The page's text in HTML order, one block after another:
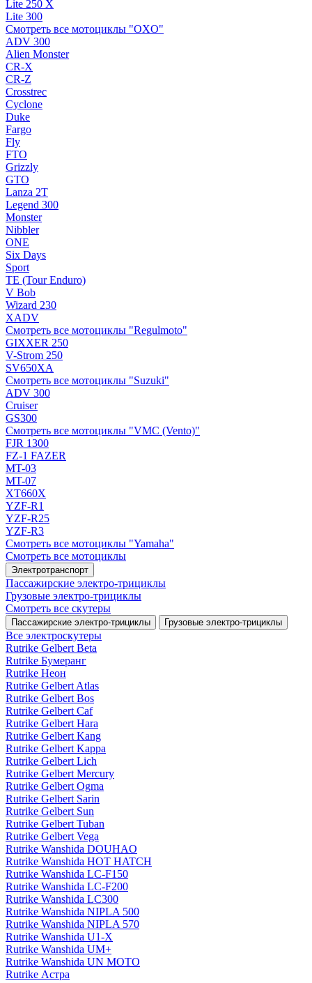
Lite 250 X
Lite 300
Смотреть все мотоциклы "OXO"
ADV 300
Alien Monster
CR-X
CR-Z
Crosstrec
Cyclone
Duke
Fargo
Fly
FTO
Grizzly
GTO
Lanza 2T
Legend 300
Monster
Nibbler
ONE
Six Days
Sport
TE (Tour Enduro)
V Bob
Wizard 230
XADV
Смотреть все мотоциклы "Regulmoto"
GIXXER 250
V-Strom 250
SV650XA
Смотреть все мотоциклы "Suzuki"
ADV 300
Cruiser
GS300
Смотреть все мотоциклы "VMC (Vento)"
FJR 1300
FZ-1 FAZER
MT-03
MT-07
XT660X
YZF-R1
YZF-R25
YZF-R3
Смотреть все мотоциклы "Yamaha"
Смотреть все мотоциклы
Электротранспорт
Пассажирские электро‑трициклы
Грузовые электро‑трициклы
Смотреть все скутеры
Пассажирские электро‑трициклы Грузовые электро‑трициклы
Все электро­скутеры
Rutrike Gelbert Beta
Rutrike Бумеранг
Rutrike Неон
Rutrike Gelbert Atlas
Rutrike Gelbert Bos
Rutrike Gelbert Caf
Rutrike Gelbert Hara
Rutrike Gelbert Kang
Rutrike Gelbert Kappa
Rutrike Gelbert Lich
Rutrike Gelbert Mercury
Rutrike Gelbert Ogma
Rutrike Gelbert Sarin
Rutrike Gelbert Sun
Rutrike Gelbert Tuban
Rutrike Gelbert Vega
Rutrike Wanshida DOUHAO
Rutrike Wanshida HOT HATCH
Rutrike Wanshida LC-F150
Rutrike Wanshida LC-F200
Rutrike Wanshida LC300
Rutrike Wanshida NIPLA 500
Rutrike Wanshida NIPLA 570
Rutrike Wanshida U1-X
Rutrike Wanshida UM+
Rutrike Wanshida UN MOTO
Rutrike Астра